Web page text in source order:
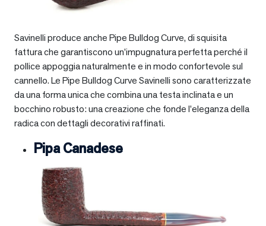
Savinelli produce anche Pipe Bulldog Curve, di squisita
fattura che garantiscono un’impugnatura perfetta perché il
pollice appoggia naturalmente e in modo confortevole sul
cannello. Le Pipe Bulldog Curve Savinelli sono caratterizzate
da una forma unica che combina una testa inclinata e un
bocchino robusto: una creazione che fonde l’eleganza della
radica con dettagli decorativi raffinati.
Pipa Canadese